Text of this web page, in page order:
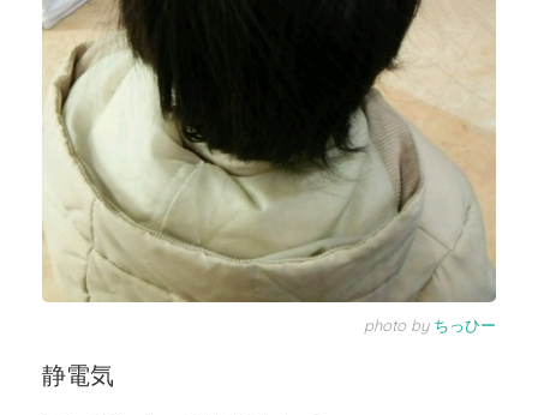
photo by ちっひー
静電気